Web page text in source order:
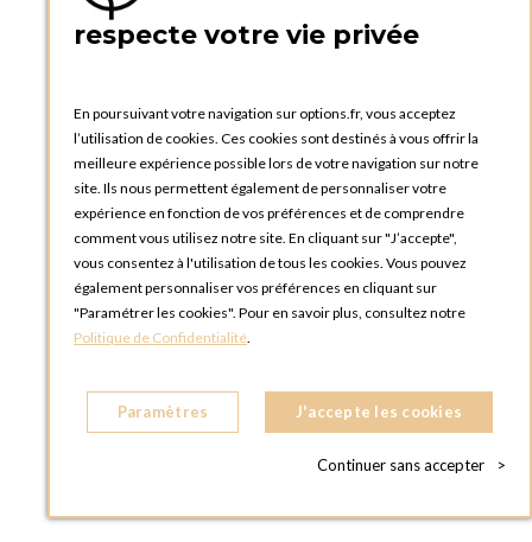
AJOUTER AU PANIER
respecte votre vie privée
En poursuivant votre navigation sur options.fr, vous acceptez
l’utilisation de cookies. Ces cookies sont destinés à vous offrir la
meilleure expérience possible lors de votre navigation sur notre
site. Ils nous permettent également de personnaliser votre
expérience en fonction de vos préférences et de comprendre
comment vous utilisez notre site. En cliquant sur "J’accepte",
vous consentez à l'utilisation de tous les cookies. Vous pouvez
également personnaliser vos préférences en cliquant sur
"Paramétrer les cookies". Pour en savoir plus, consultez notre
Politique de Confidentialité.
Paramètres J'accepte les cookies
Continuer sans accepter >